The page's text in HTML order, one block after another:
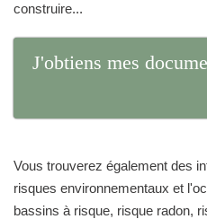
construire...
J'obtiens mes
Vous trouverez également des
risques environnementaux et
bassins à risque, risque radon,